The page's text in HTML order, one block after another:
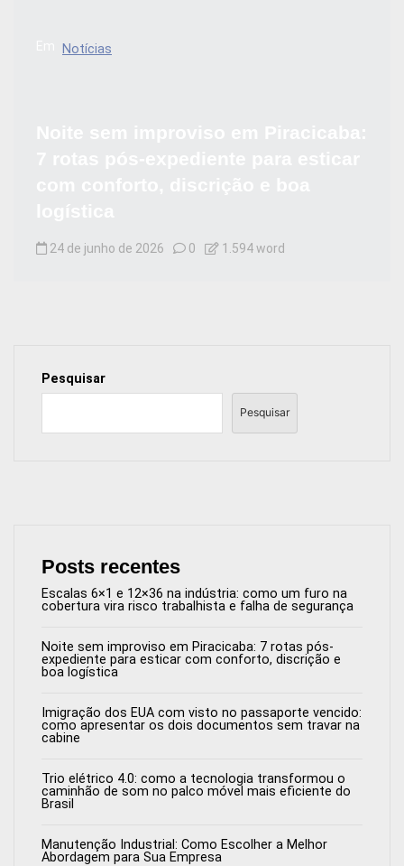
Notícias
24 de junho de 2026 0 1.594 word
Pesquisar
Pesquisar
Posts recentes
Escalas 6×1 e 12×36 na indústria: como um furo na
cobertura vira risco trabalhista e falha de segurança
Noite sem improviso em Piracicaba: 7 rotas pós-
expediente para esticar com conforto, discrição e
boa logística
Imigração dos EUA com visto no passaporte vencido:
como apresentar os dois documentos sem travar na
cabine
Trio elétrico 4.0: como a tecnologia transformou o
caminhão de som no palco móvel mais eficiente do
Brasil
Manutenção Industrial: Como Escolher a Melhor
Abordagem para Sua Empresa